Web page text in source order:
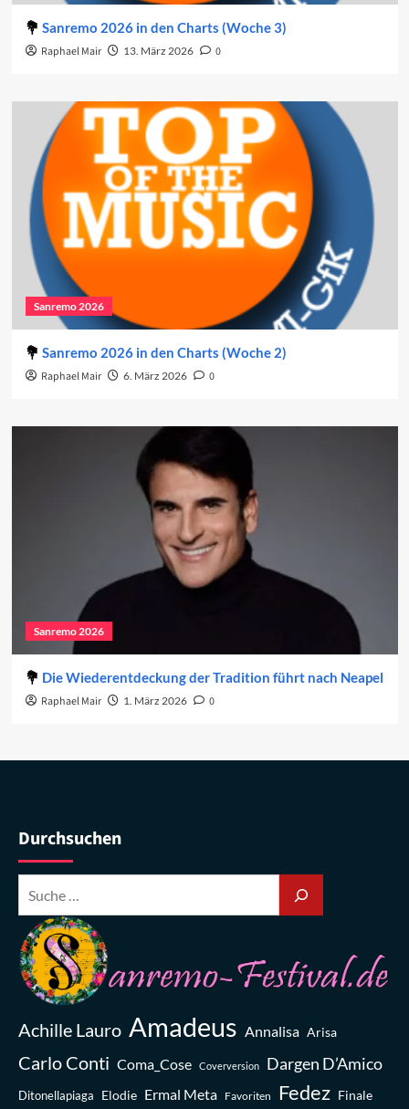
Sanremo 2026 in den Charts (Woche 3)
Raphael Mair 13. März 2026 0
Sanremo 2026
Sanremo 2026 in den Charts (Woche 2)
Raphael Mair 6. März 2026 0
Sanremo 2026
Die Wiederentdeckung der Tradition führt nach Neapel
Raphael Mair 1. März 2026 0
Durchsuchen
Achille Lauro Amadeus Annalisa Arisa
Carlo Conti Coma_Cose Coverversion Dargen D’Amico
Ditonellapiaga Elodie Ermal Meta Favoriten Fedez Finale